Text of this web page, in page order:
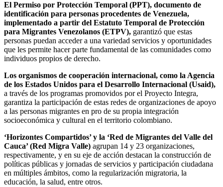
El Permiso por Protección Temporal (PPT), documento de
identificación para personas procedentes de Venezuela,
implementado a partir del Estatuto Temporal de Protección
para Migrantes Venezolanos (ETPV), garantizó que estas
personas puedan acceder a una variedad servicios y oportunidades
que les permite hacer parte fundamental de las comunidades como
individuos propios de derecho.
Los organismos de cooperación internacional, como la Agencia
de los Estados Unidos para el Desarrollo Internacional (Usaid),
a través de los programas promovidos por el Proyecto Integra,
garantiza la participación de estas redes de organizaciones de apoyo
a las personas migrantes en pro de su propia integración
socioeconómica y cultural en el territorio colombiano.
‘Horizontes Compartidos’ y la ‘Red de Migrantes del Valle del
Cauca’ (Red Migra Valle) agrupan 14 y 23 organizaciones,
respectivamente, y en su eje de acción destacan la construcción de
políticas públicas y jornadas de servicios y participación ciudadana
en múltiples ámbitos, como la regularización migratoria, la
educación, la salud, entre otros.